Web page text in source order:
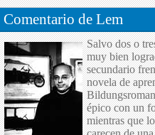
Comentario de Lem
Salvo dos o
muy bien
secundario
novela de
épico con un
mientras que